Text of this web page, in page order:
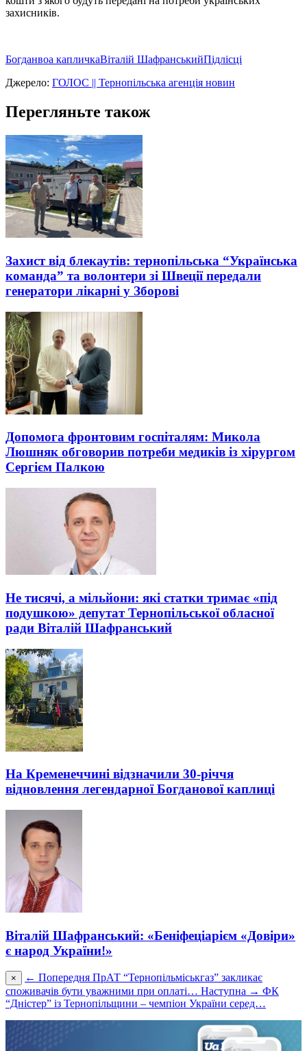
захисників.
Богданвоа капличкаВіталій ШафранськийПідлісці
Джерело: ГОЛОС || Тернопільська агенція новин
Перегляньте також
Захист від блекаутів: тернопільська “Українська
команда” та волонтери зі Швеції передали
генератори лікарні у Зборові
Допомога фронтовим госпіталям: Микола
Люшняк обговорив потреби медиків із хірургом
Сергієм Палкою
Не тисячі, а мільйони: які статки тримає «під
подушкою» депутат Тернопільської обласної
ради Віталій Шафранський
На Кременеччині відзначили 30-річчя
відновлення легендарної Богданової каплиці
Віталій Шафранський: «Беніфеціарієм «Довіри»
є народ України!»
× ← Попередня ПрАТ “Тернопільміськгаз” закликає
споживачів бути уважними при оплаті… Наступна → ФК
“Дністер” із Тернопільщини – чемпіон України серед…